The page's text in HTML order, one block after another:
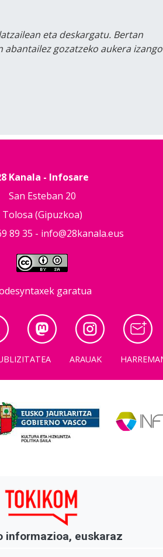
eta deskargatu. Bertan
gozatzeko aukera izango
Kanala - Infosare
San Esteban 20
Tolosa (Gipuzkoa)
89 35 - info@28kanala.eus
garatua
ARAUAK
informazioa, euskaraz